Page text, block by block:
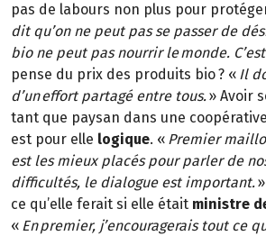
pas de labours non plus pour
dit qu’on ne peut pas se passer de
bio ne peut pas nourrir le monde.
pense du prix des produits bio ? « Il
d’un effort partagé entre tous.» Avoir
tant que paysan dans une
est pour elle logique. « Premier
est les mieux placés pour parler de
difficultés, le dialogue est important.
ce qu’elle ferait si elle était ministre
« En premier, j’encouragerais tout ce